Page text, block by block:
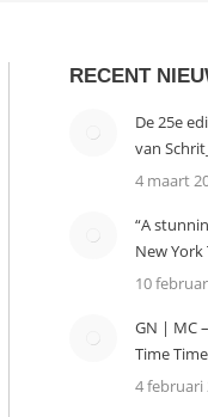
RECENT
De 25e
van
4 maart
“A
New York
10
GN | MC
Time
4 februari